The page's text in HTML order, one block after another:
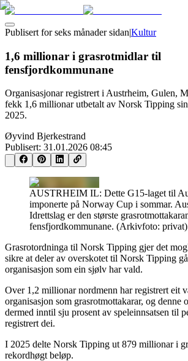
Publisert for seks månader sidan|Kultur
1,6 millionar i grasrotmidlar til
fensfjordkommunane
Organisasjonar registrert i Austrheim, Gulen,
fekk 1,6 millionar utbetalt av Norsk Tipping
2025.
Øyvind Bjerkestrand
Publisert: 31.01.2026 08:45
AUSTRHEIM IL: Dette G15-laget til
imponerte på Norway Cup i sommar.
Idrettslag er den største
fensfjordkommunane. (Arkivfoto: privat)
Grasrotordninga til Norsk Tipping gjer det
sikre at deler av overskotet til Norsk Tipping
organisasjon som ein sjølv har vald.
Over 1,2 millionar nordmenn har registrert eit
organisasjon som grasrotmottakarar, og denne
dermed inntil sju prosent av speleinnsatsen til
registrert dei.
I 2025 delte Norsk Tipping ut 879 millionar i
rekordhøgt beløp.